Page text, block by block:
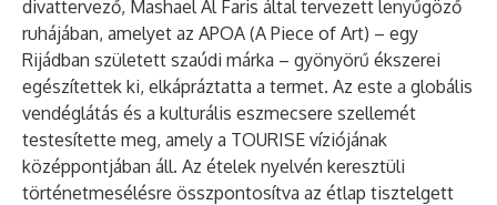
divattervező, Mashael Al Faris által tervezett lenyűgöző
ruhájában, amelyet az APOA (A Piece of Art) – egy
Rijádban született szaúdi márka – gyönyörű ékszerei
egészítettek ki, elkápráztatta a termet. Az este a globális
vendéglátás és a kulturális eszmecsere szellemét
testesítette meg, amely a TOURISE víziójának
középpontjában áll. Az ételek nyelvén keresztüli
történetmesélésre összpontosítva az étlap tisztelgett